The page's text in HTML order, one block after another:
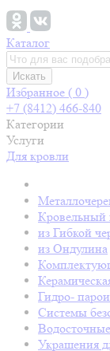
Каталог
Искать
Избранное ( 0 )
+7 (8412) 466-840
Категории
Услуги
Для кровли
Кровельный
из Гибкой
из Ондулина
Гидро-
Системы
Украшения